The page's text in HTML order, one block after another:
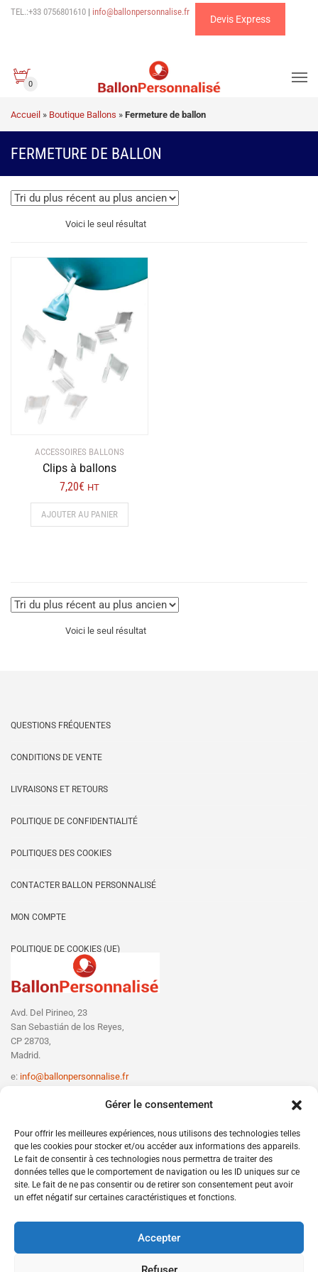
Gérer le consentement
Pour offrir les meilleures expériences, nous utilisons des technologies telles
que les cookies pour stocker et/ou accéder aux informations des appareils.
Le fait de consentir à ces technologies nous permettra de traiter des
données telles que le comportement de navigation ou les ID uniques sur ce
site. Le fait de ne pas consentir ou de retirer son consentement peut avoir
un effet négatif sur certaines caractéristiques et fonctions.
Accepter
TEL.:+33 0756801610 | info@ballonpersonnalise.fr
Devis Express
0
Accueil » Boutique Ballons » Fermeture de ballon
FERMETURE DE BALLON
Voici le seul résultat
ACCESSOIRES BALLONS
Clips à ballons
7,20€ HT
AJOUTER AU PANIER
Voici le seul résultat
QUESTIONS FRÉQUENTES
CONDITIONS DE VENTE
LIVRAISONS ET RETOURS
POLITIQUE DE CONFIDENTIALITÉ
POLITIQUES DES COOKIES
CONTACTER BALLON PERSONNALISÉ
MON COMPTE
POLITIQUE DE COOKIES (UE)
Avd. Del Pirineo, 23
San Sebastián de los Reyes,
CP 28703,
Madrid.
e: info@ballonpersonnalise.fr